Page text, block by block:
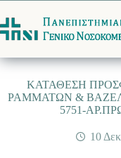
στο
περιεχόμενο
ΚΑΤΑΘΕΣΗ
ΡΑΜΜΑΤΩΝ &
5751-
10